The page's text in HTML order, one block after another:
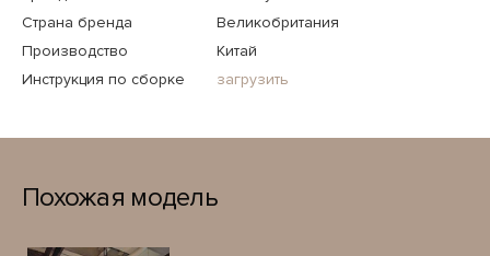
Страна бренда
Великобритания
Производство
Китай
Инструкция по сборке
загрузить
Похожая модель